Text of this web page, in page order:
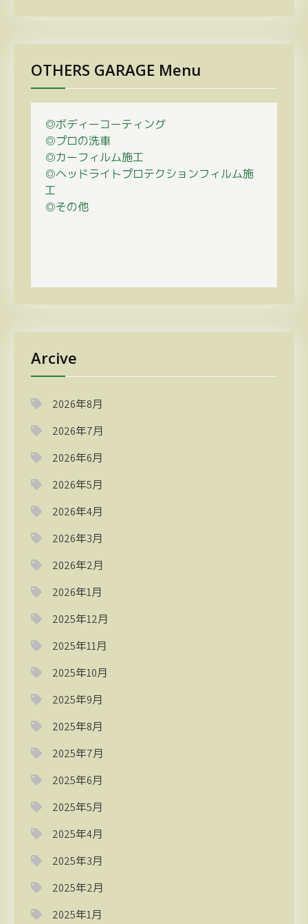
OTHERS GARAGE Menu
◎ボディーコーティング
◎プロの洗車
◎カーフィルム施工
◎ヘッドライトプロテクションフィルム施
工
◎その他
Arcive
2026年8月
2026年7月
2026年6月
2026年5月
2026年4月
2026年3月
2026年2月
2026年1月
2025年12月
2025年11月
2025年10月
2025年9月
2025年8月
2025年7月
2025年6月
2025年5月
2025年4月
2025年3月
2025年2月
2025年1月